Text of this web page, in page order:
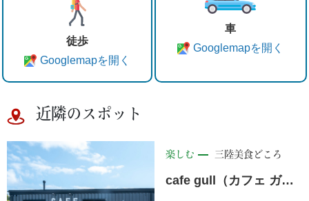
徒歩
Googlemapを開く
車
Googlemapを開く
近隣のスポット
楽しむ 三陸美食どころ
cafe gull（カフェ ガル）